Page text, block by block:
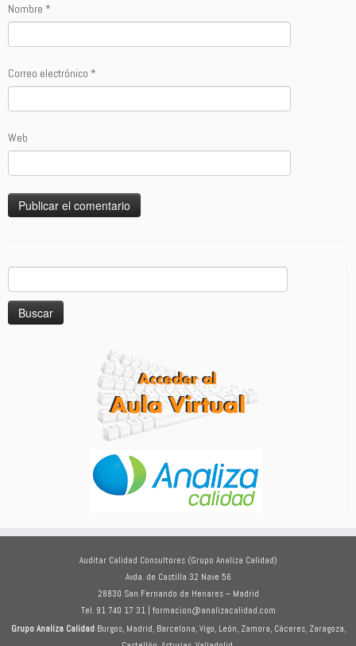
Nombre *
Correo electrónico *
Web
Auditar Calidad Consultores (Grupo Analiza Calidad)
Avda. de Castilla 32 Nave 56
28830 San Fernando de Henares – Madrid
Tel. 91 740 17 31 | formacion@analizacalidad.com
Grupo Analiza CalidadBurgos, Madrid, Barcelona, Vigo, León, Zamora, Cáceres, Zaragoza,